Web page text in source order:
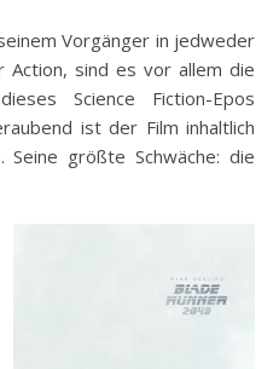
Action, sind es vor allem die
Science Fiction-Epos
ist der Film inhaltlich
Seine größte Schwäche: die